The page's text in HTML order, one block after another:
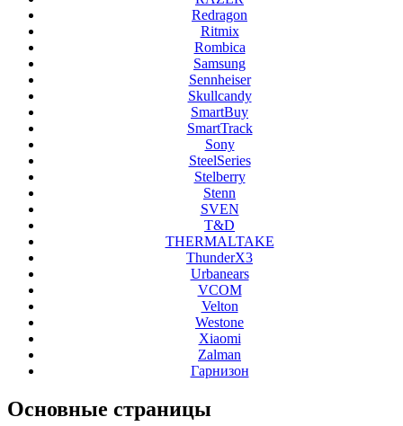
Redragon
Ritmix
Rombica
Samsung
Sennheiser
Skullcandy
SmartBuy
SmartTrack
Sony
SteelSeries
Stelberry
Stenn
SVEN
T&D
THERMALTAKE
ThunderX3
Urbanears
VCOM
Velton
Westone
Xiaomi
Zalman
Гарнизон
Основные страницы